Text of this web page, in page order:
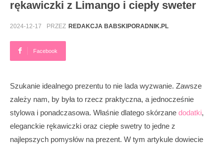
rękawiczki z Limango i ciepły sweter
2024-12-17 PRZEZ REDAKCJA BABSKIPORADNIK.PL
Facebook
Szukanie idealnego prezentu to nie lada wyzwanie. Zawsze
zależy nam, by była to rzecz praktyczna, a jednocześnie
stylowa i ponadczasowa. Właśnie dlatego skórzane dodatki,
eleganckie rękawiczki oraz ciepłe swetry to jedne z
najlepszych pomysłów na prezent. W tym artykule dowiecie